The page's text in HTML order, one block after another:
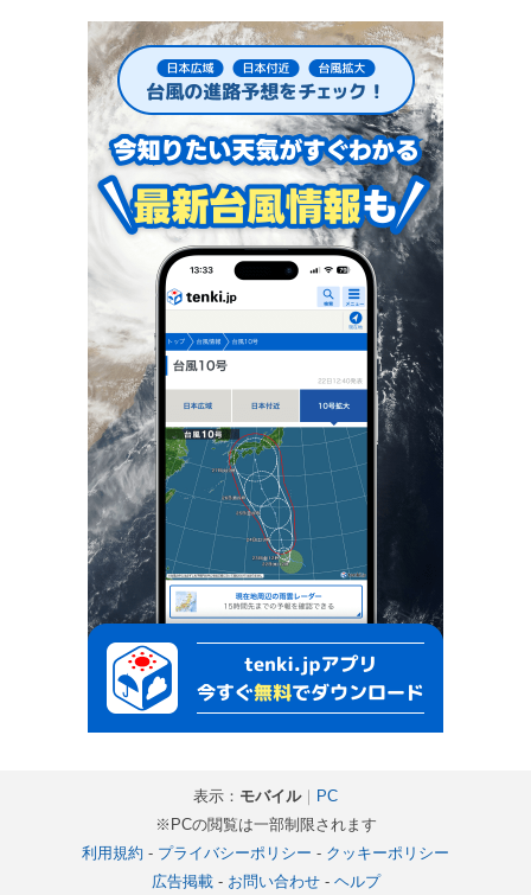
表示： モバイル｜ PC
※PCの閲覧は一部制限されます
利用規約 - プライバシーポリシー - クッキーポリシー
広告掲載- お問い合わせ- ヘルプ